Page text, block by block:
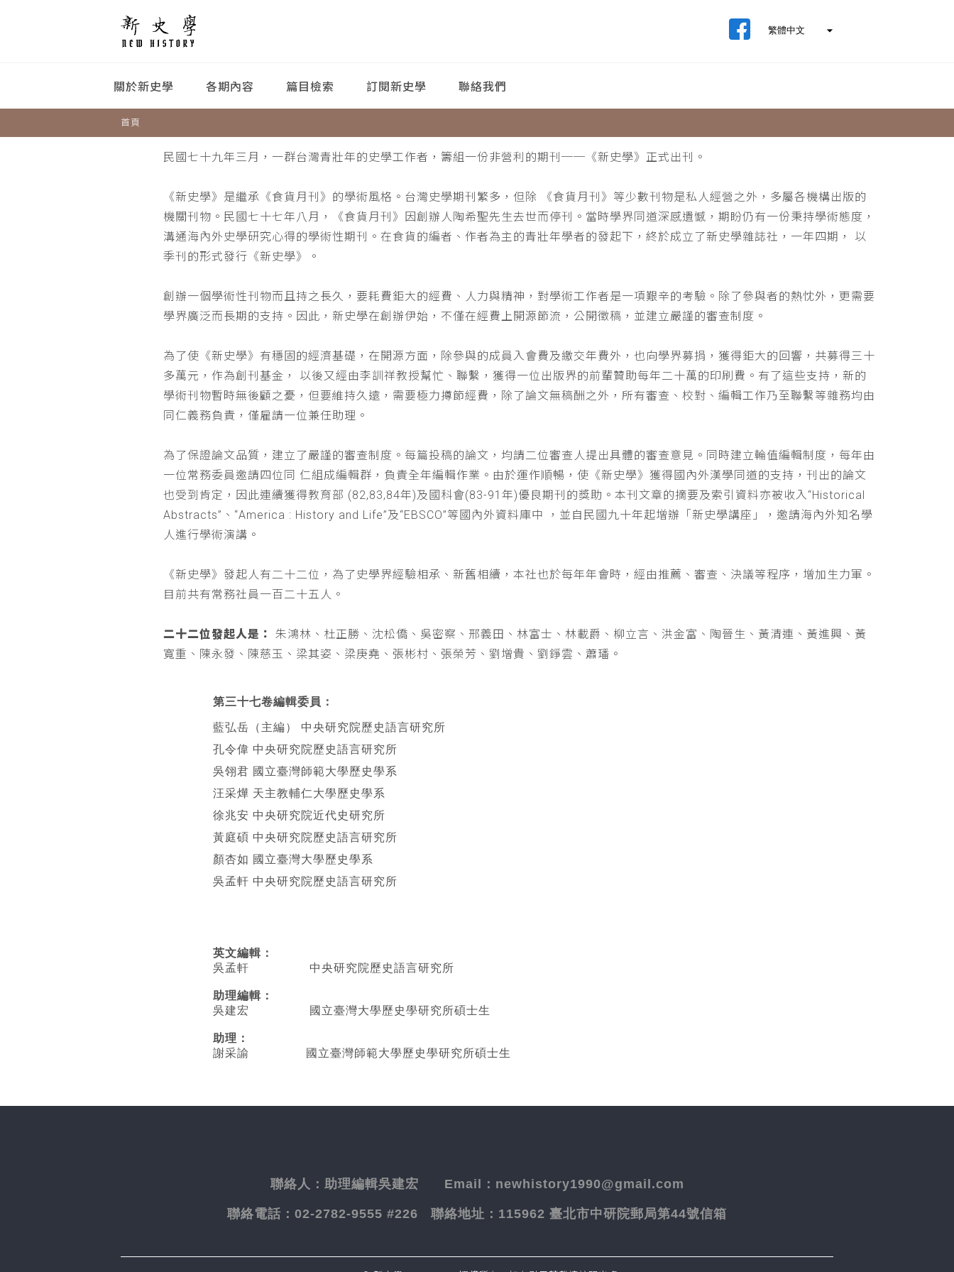
關於新史學 各期內容 篇目檢索 訂閱新史學 聯絡我們
首頁
民國七十九年三月，一群台灣青壯年的史學工作者，籌組一份非營利的期刊──《新史學》正式出刊。
《新史學》是繼承《食貨月刊》的學術風格。台灣史學期刊繁多，但除 《食貨月刊》等少數刊物是私人經營之外，多屬各機構出版的
機關刊物。民國七十七年八月，《食貨月刊》因創辦人陶希聖先生去世而停刊。當時學界同道深感遺憾，期盼仍有一份秉持學術態度，
溝通海內外史學研究心得的學術性期刊。在食貨的編者、作者為主的青壯年學者的發起下，終於成立了新史學雜誌社，一年四期， 以
季刊的形式發行《新史學》。
創辦一個學術性刊物而且持之長久，要耗費鉅大的經費、人力與精神，對學術工作者是一項艱辛的考驗。除了參與者的熱忱外，更需要
學界廣泛而長期的支持。因此，新史學在創辦伊始，不僅在經費上開源節流，公開徵稿，並建立嚴謹的審查制度。
為了使《新史學》有穩固的經濟基礎，在開源方面，除參與的成員入會費及繳交年費外，也向學界募捐，獲得鉅大的回響，共募得三十
多萬元，作為創刊基金， 以後又經由李訓祥教授幫忙、聯繫，獲得一位出版界的前輩贊助每年二十萬的印刷費。有了這些支持，新的
學術刊物暫時無後顧之憂，但要維持久遠，需要極力撙節經費，除了論文無稿酬之外，所有審查、校對、編輯工作乃至聯繫等雜務均由
同仁義務負責，僅雇請一位兼任助理。
為了保證論文品質，建立了嚴謹的審查制度。每篇投稿的論文，均請二位審查人提出具體的審查意見。同時建立輪值編輯制度，每年由
一位常務委員邀請四位同 仁組成編輯群，負責全年編輯作業。由於運作順暢，使《新史學》獲得國內外漢學同道的支持，刊出的論文
也受到肯定，因此連續獲得教育部 (82,83,84年)及國科會(83-91年)優良期刊的獎助。本刊文章的摘要及索引資料亦被收入“Historical
Abstracts”、“America : History and Life”及“EBSCO”等國內外資料庫中 ，並自民國九十年起增辦「新史學講座」，邀請海內外知名學
人進行學術演講。
《新史學》發起人有二十二位，為了史學界經驗相承、新舊相續，本社也於每年年會時，經由推薦、審查、決議等程序，增加生力軍。
目前共有常務社員一百二十五人。
二十二位發起人是：
朱鴻林、杜正勝、沈松僑、吳密察、邢義田、林富士、林載爵、柳立言、洪金富、陶晉生、黃清連、黃進興、黃
寬重、陳永發、陳慈玉、梁其姿、梁庚堯、張彬村、張榮芳、劉增貴、劉錚雲、蕭璠。
第三十七卷編輯委員：
藍弘岳（主編） 中央研究院歷史語言研究所
孔令偉 中央研究院歷史語言研究所
吳翎君 國立臺灣師範大學歷史學系
汪采燁 天主教輔仁大學歷史學系
徐兆安 中央研究院近代史研究所
黃庭碩 中央研究院歷史語言研究所
顏杏如 國立臺灣大學歷史學系
吳孟軒 中央研究院歷史語言研究所
英文編輯 ：
吳孟軒 中央研究院歷史語言研究所
助理編輯：
吳建宏 國立臺灣大學歷史學研究所碩士生
助理：
謝采諭
國立臺灣師範大學歷史學研究所碩士生
聯絡人： 助理編輯吳建宏 Email：newhistory1990@gmail.com
聯絡電話： 02-2782-9555 #226 聯絡地址： 115962 臺北市中研院郵局第44號信箱